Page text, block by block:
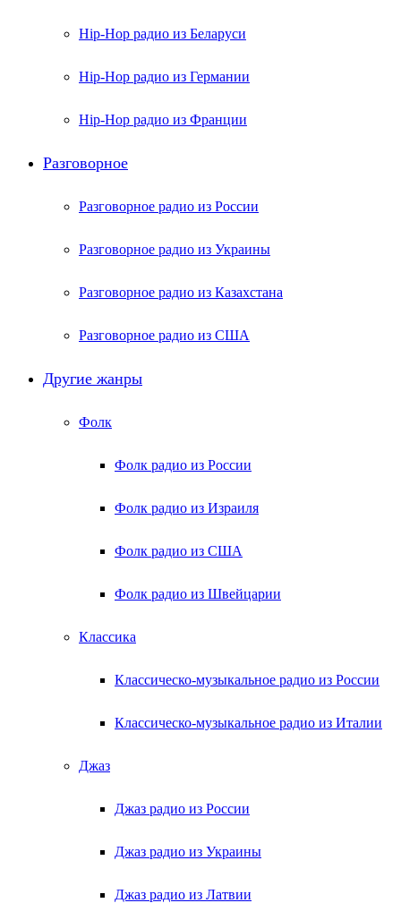
Hip-Hop радио из Беларуси
Hip-Hop радио из Германии
Hip-Hop радио из Франции
Разговорное
Разговорное радио из России
Разговорное радио из Украины
Разговорное радио из Казахстана
Разговорное радио из США
Другие жанры
Фолк
Фолк радио из России
Фолк радио из Израиля
Фолк радио из США
Фолк радио из Швейцарии
Классика
Классическо-музыкальное радио из России
Классическо-музыкальное радио из Италии
Джаз
Джаз радио из России
Джаз радио из Украины
Джаз радио из Латвии